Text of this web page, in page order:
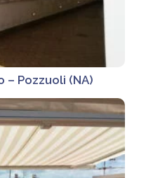
– Pozzuoli (NA)